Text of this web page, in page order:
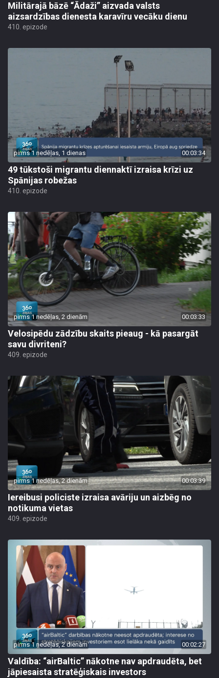
Militārajā bāzē “Ādaži” aizvada valsts
aizsardzības dienesta karavīru vecāku dienu
410. epizode
pirms 1 nedēļas, 1 dienas 00:03:34
49 tūkstoši migrantu diennaktī izraisa krīzi uz
Spānijas robežas
410. epizode
pirms 1 nedēļas, 2 dienām 00:03:33
Velosipēdu zādzību skaits pieaug - kā pasargāt
savu divriteni?
409. epizode
pirms 1 nedēļas, 2 dienām 00:03:39
Iereibusi policiste izraisa avāriju un aizbēg no
notikuma vietas
409. epizode
pirms 1 nedēļas, 2 dienām 00:02:27
Valdība: “airBaltic” nākotne nav apdraudēta, bet
jāpiesaista stratēģiskais investors